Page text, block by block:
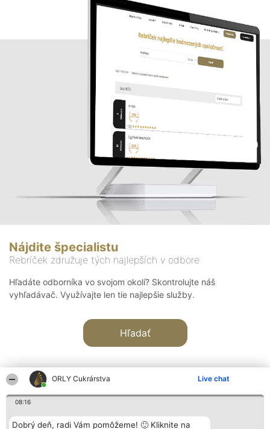
ORLY Cukrárstva Live chat
08:16
Dobrý deň, radi Vám pomôžeme! 🙂 Kliknite na
Nájdite špecialistu
Rebríček združuje tých najlepších v odbore
Hľadáte odborníka vo svojom okolí? Skontrolujte náš
vyhľadávač. Využívajte len tie najlepšie služby.
Hľadať
Organizátor hodnotenia Hodnotenie Kontakt